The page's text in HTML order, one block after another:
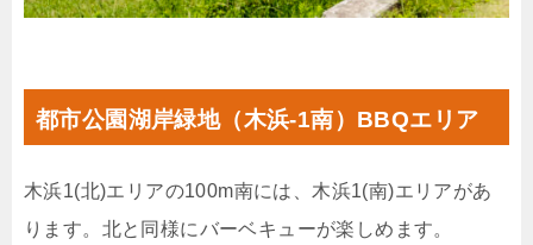
都市公園湖岸緑地（木浜-1南）BBQエリア
木浜1(北)エリアの100m南には、木浜1(南)エリアがあ
ります。北と同様にバーベキューが楽しめます。